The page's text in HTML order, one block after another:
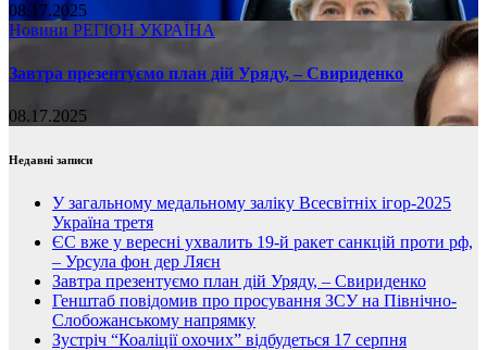
08.17.2025
Новини РЕГІОН УКРАЇНА
Завтра презентуємо план дій Уряду, – Свириденко
08.17.2025
Недавні записи
У загальному медальному заліку Всесвітніх ігор-2025
Україна третя
ЄС вже у вересні ухвалить 19-й ракет санкцій проти рф,
– Урсула фон дер Ляєн
Завтра презентуємо план дій Уряду, – Свириденко
Генштаб повідомив про просування ЗСУ на Північно-
Слобожанському напрямку
Зустріч “Коаліції охочих” відбудеться 17 серпня